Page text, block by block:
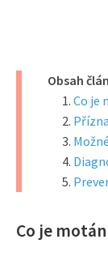
Obsah
Co je
Co je